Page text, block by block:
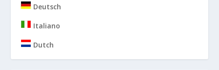
Deutsch
Italiano
Dutch